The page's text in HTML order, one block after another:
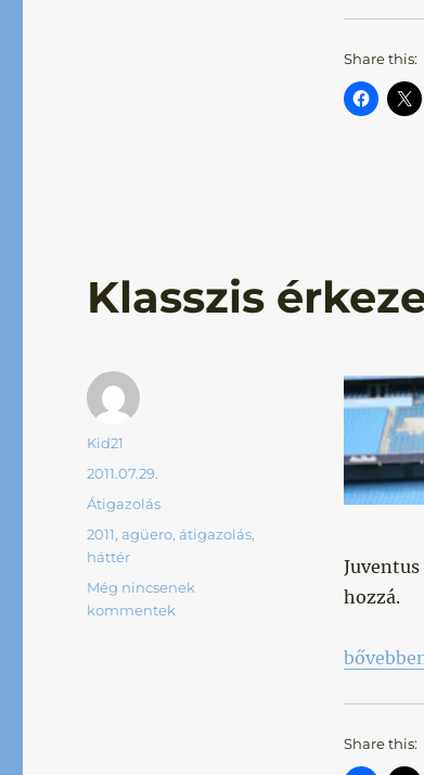
Share this:
Klasszis
hozzá.
Share this:
Szerző
Kid21
Közzétéve
2011.07.29.
Kategória
Átigazolás
Címke
2011,agüero,átigazolás,
háttér
Még nincsenek
kommentek